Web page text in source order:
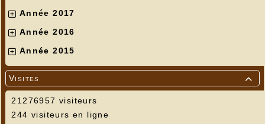
Année 2017
Année 2016
Année 2015

Visites
21276957 visiteurs
244 visiteurs en ligne